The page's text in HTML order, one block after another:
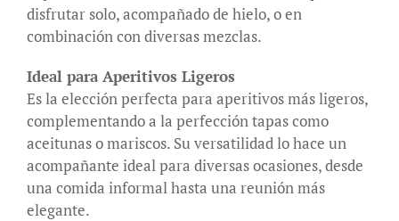
disfrutar solo, acompañado de hielo, o en
combinación con diversas mezclas.
Ideal para Aperitivos Ligeros
Es la elección perfecta para aperitivos más ligeros,
complementando a la perfección tapas como
aceitunas o mariscos. Su versatilidad lo hace un
acompañante ideal para diversas ocasiones, desde
una comida informal hasta una reunión más
elegante.